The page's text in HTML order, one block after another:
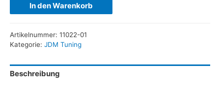
In den Warenkorb
Artikelnummer: 11022-01
Kategorie: JDM Tuning
Beschreibung